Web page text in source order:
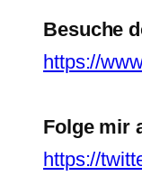
Besuche
https://
Folge mir
https://